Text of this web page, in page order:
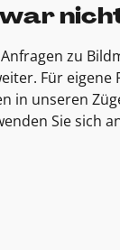
war
zu
Für eigene
in unseren
Sie sich